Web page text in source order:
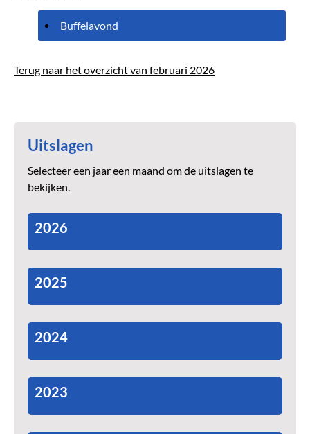
Buffelavond
Terug naar het overzicht van februari 2026
Uitslagen
Selecteer een jaar een maand om de uitslagen te
bekijken.
2026
2025
2024
2023